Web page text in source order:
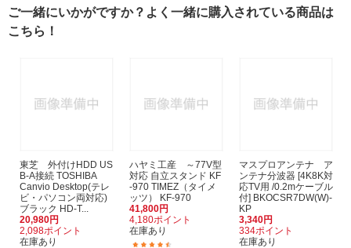
ご一緒にいかがですか？よく一緒に購入されている商品は
こちら！
東芝 外付けHDD US
B-A接続 TOSHIBA
Canvio Desktop(テレ
ビ・パソコン両対応)
ブラック HD-T...
20,980円
2,098ポイント
在庫あり
ハヤミ工産 ～77V型
対応 自立スタンド KF
-970 TIMEZ（タイメ
ッツ） KF-970
41,800円
4,180ポイント
在庫あり
マスプロアンテナ ア
ンテナ分波器 [4K8K対
応TV用 /0.2mケーブル
付] BKOCSR7DW(W)-
KP
3,340円
334ポイント
在庫あり